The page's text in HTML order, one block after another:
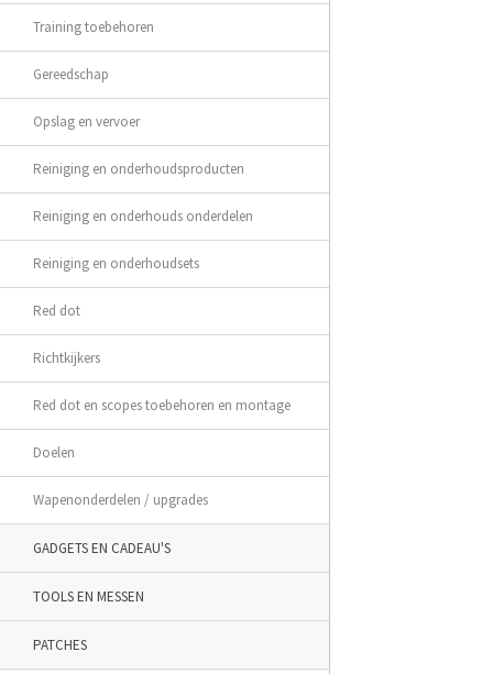
Training toebehoren
Gereedschap
Opslag en vervoer
Reiniging en onderhoudsproducten
Reiniging en onderhouds onderdelen
Reiniging en onderhoudsets
Red dot
Richtkijkers
Red dot en scopes toebehoren en montage
Doelen
Wapenonderdelen / upgrades
GADGETS EN CADEAU'S
TOOLS EN MESSEN
PATCHES